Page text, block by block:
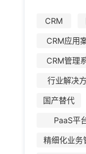
CRM
CRM应用
CRM管理
行业解决
国产替代
PaaS平
精细化业务